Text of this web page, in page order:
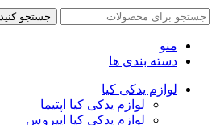
جستجو کنید
منو
دسته بندی ها
لوازم یدکی کیا
لوازم یدکی کیا اپتیما
لوازم یدکی کیا اپیروس